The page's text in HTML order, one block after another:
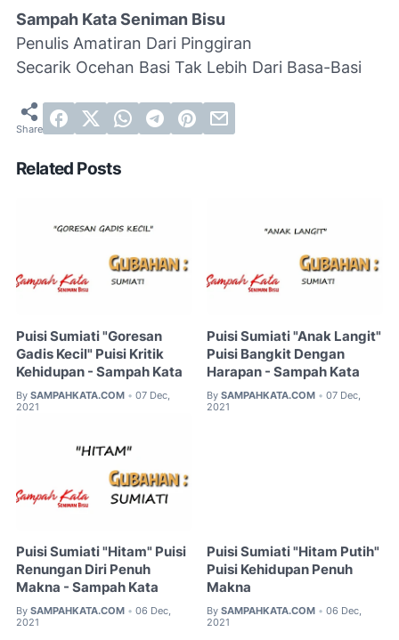
Sampah Kata Seniman Bisu
Penulis Amatiran Dari Pinggiran
Secarik Ocehan Basi Tak Lebih Dari Basa-Basi
Related Posts
Puisi Sumiati "Goresan
Gadis Kecil" Puisi Kritik
Kehidupan - Sampah Kata
By SAMPAHKATA.COM • 07 Dec,
2021
Puisi Sumiati "Anak Langit"
Puisi Bangkit Dengan
Harapan - Sampah Kata
By SAMPAHKATA.COM • 07 Dec,
2021
Puisi Sumiati "Hitam" Puisi
Renungan Diri Penuh
Makna - Sampah Kata
By SAMPAHKATA.COM • 06 Dec,
2021
Puisi Sumiati "Hitam Putih"
Puisi Kehidupan Penuh
Makna
By SAMPAHKATA.COM • 06 Dec,
2021